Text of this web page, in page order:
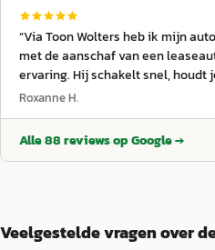
te dichten maar we hadden
dan kom je er meestal wel uit. Eenmaal aangekomen en de
aangeboden auto was precies
vriendelijk ontvangen en lieten
en konden uiteraard een
binnen stond(halve showroom
andere interessante auto
konden met beide rijden was
hebben met de auto waar we
naar huis de voor en tegens van
“Via Toon Wolters heb ik mijn
met de aanschaf van een
ervaring. Hij schakelt snel, houdt
alles tot in de puntjes. Geen
Roxanne H.
Alle88reviews op Google →
Veelgestelde vragen over